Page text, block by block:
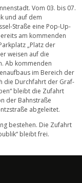
Vom 03. bis 07.
und auf dem
Straße eine Pop-Up-
am kommenden
„Platz der
weisen auf die
Ab kommenden
im Bereich der
die Durchfahrt der Graf-
bleibt die Zufahrt
der Bahnstraße
abgeleitet.
bestehen. Die Zufahrt
bleibt frei.